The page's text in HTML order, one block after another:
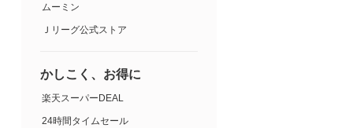
ムーミン
Ｊリーグ公式ストア
かしこく、お得に
楽天スーパーDEAL
24時間タイムセール